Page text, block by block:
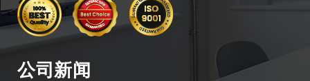
公司新闻